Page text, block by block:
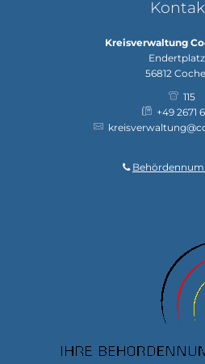
Kreisverwaltung
56812
115
+49 2671